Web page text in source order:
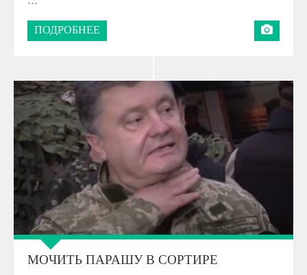
ПОДРОБНЕЕ
МОЧИТЬ ПАРАШУ В СОРТИРЕ